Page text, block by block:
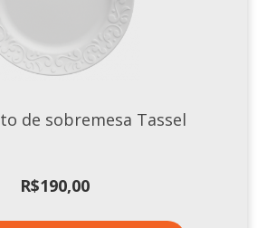
de sobremesa Tassel
R$190,00